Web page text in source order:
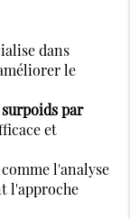
dans
le
par
et
l'analyse
l'approche